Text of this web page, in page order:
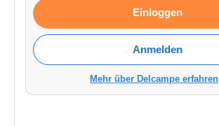
Einloggen
Anmelden
Mehr über Delcampe erfahren